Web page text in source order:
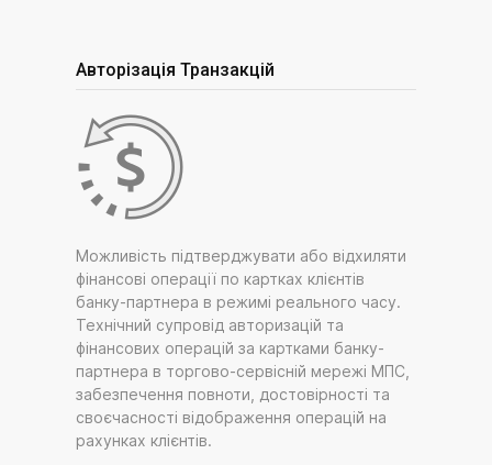
Авторізація Транзакцій
Можливість підтверджувати або відхиляти
фінансові операції по картках клієнтів
банку-партнера в режимі реального часу.
Технічний супровід авторизацій та
фінансових операцій за картками банку-
партнера в торгово-сервісній мережі МПС,
забезпечення повноти, достовірності та
своєчасності відображення операцій на
рахунках клієнтів.